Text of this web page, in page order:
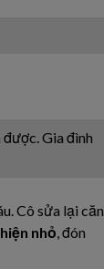
được. Gia đình
Cô sửa lại căn
nhỏ , đón